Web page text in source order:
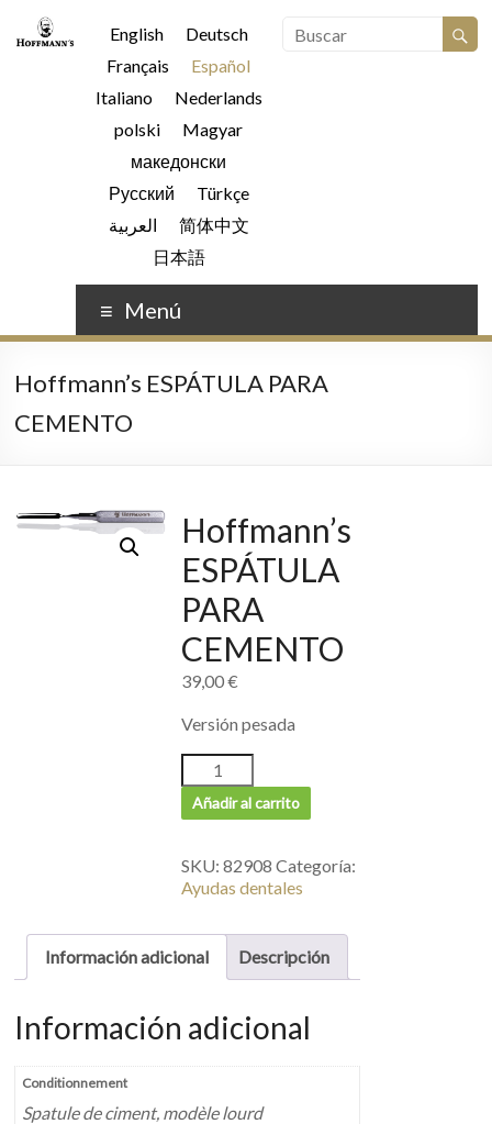
English
Deutsch
Français
Español
Italiano
Nederlands
polski
Magyar
македонски
Русский
Türkçe
العربية
简体中文
日本語
Menú
Hoffmann’s ESPÁTULA PARA
CEMENTO
Hoffmann’s
ESPÁTULA
PARA
CEMENTO
39,00€
Versión pesada
Añadir al carrito
SKU:82908 Categoría:
Ayudas dentales
Información adicional Descripción
Información adicional
Conditionnement
Spatule de ciment, modèle lourd